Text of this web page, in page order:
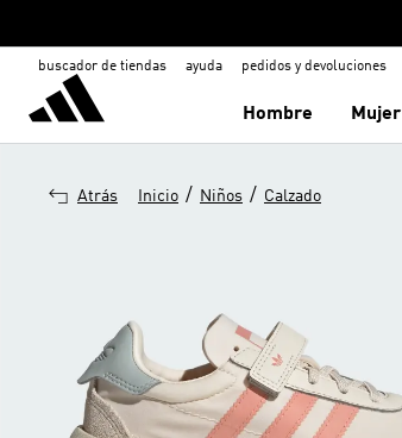
buscador de tiendas ayuda pedidos y devoluciones
Hombre Mujer
Atrás Inicio / Niños / Calzado